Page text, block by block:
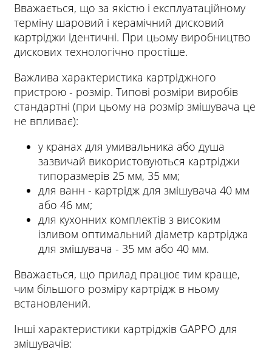
Вважається, що за якістю і експлуатаційному
терміну шаровий і керамічний дисковий
картріджи ідентичні. При цьому виробництво
дискових технологічно простіше.
Важлива характеристика картріджного
пристрою - розмір. Типові розміри виробів
стандартні (при цьому на розмір змішувача це
не впливає):
у кранах для умивальника або душа
зазвичай використовуються картріджи
типоразмерів 25 мм, 35 мм;
для ванн - картрідж для змішувача 40 мм
або 46 мм;
для кухонних комплектів з високим
ізливом оптимальний діаметр картріджа
для змішувача - 35 мм або 40 мм.
Вважається, що прилад працює тим краще,
чим більшого розміру картрідж в ньому
встановлений.
Інші характеристики картріджів GAPPO для
змішувачів: